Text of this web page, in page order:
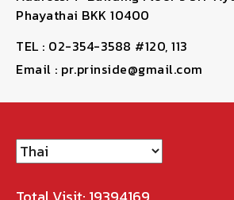
Phayathai BKK 10400
TEL : 02-354-3588 #120, 113
Email : pr.prinside@gmail.com